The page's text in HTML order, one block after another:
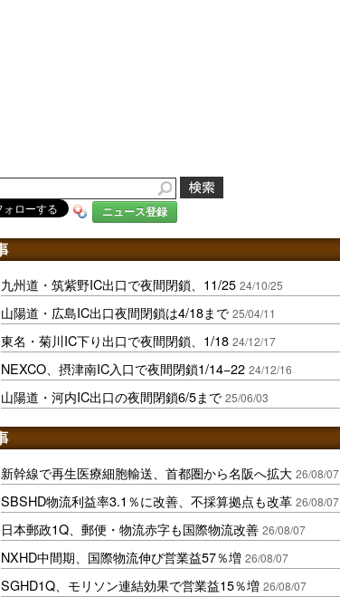
ニュース登録
九州道・筑紫野IC出口で夜間閉鎖、11/25 24/10/25
山陽道・広島IC出口夜間閉鎖は4/18まで 25/04/11
東名・菊川IC下り出口で夜間閉鎖、1/18 24/12/17
NEXCO、摂津南IC入口で夜間閉鎖1/14−22 24/12/16
山陽道・河内IC出口の夜間閉鎖6/5まで 25/06/03
新幹線で再生医療細胞輸送、首都圏から名阪へ拡大 26/08/07
SBSHD物流利益率3.1％に改善、不採算拠点も改革 26/08/07
日本郵政1Q、郵便・物流赤字も国際物流改善 26/08/07
NXHD中間期、国際物流伸び営業益57％増 26/08/07
SGHD1Q、モリソン連結効果で営業益15％増 26/08/07